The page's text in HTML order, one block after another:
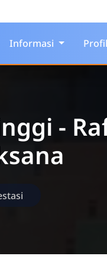
Informasi Profil
-